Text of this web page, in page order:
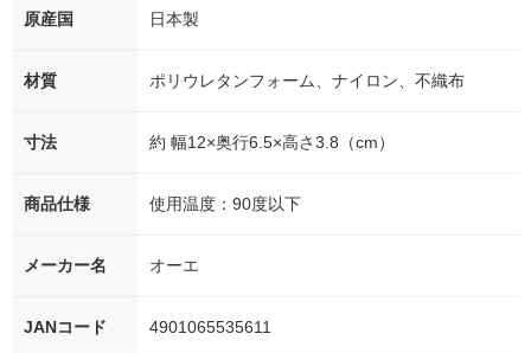
原産国 日本製
材質 ポリウレタンフォーム、ナイロン、不織布
寸法 約 幅12×奥行6.5×高さ3.8（cm）
商品仕様 使用温度：90度以下
メーカー名 オーエ
JANコード 4901065535611